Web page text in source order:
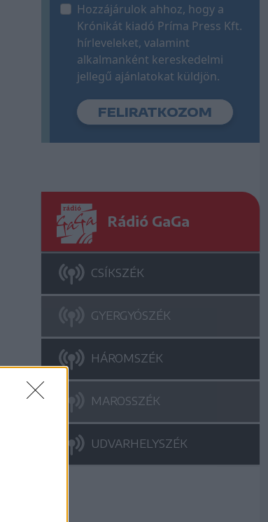
Hozzájárulok ahhoz, hogy a
Krónikát kiadó Príma Press Kft.
hírleveleket, valamint
alkalmanként kereskedelmi
jellegű ajánlatokat küldjön.
Rádió GaGa
CSÍKSZÉK
GYERGYÓSZÉK
HÁROMSZÉK
MAROSSZÉK
UDVARHELYSZÉK